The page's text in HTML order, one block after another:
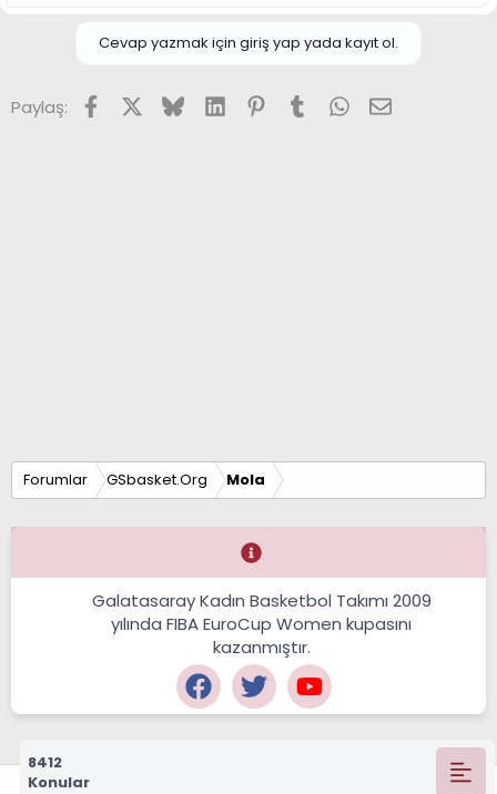
Cevap yazmak için giriş yap yada kayıt ol.
Paylaş: FacebookX (Twitter)
BlueskyLinkedInPinterest
TumblrWhatsApp
E-posta
Forumlar GSbasket.Org Mola
Galatasaray Kadın Basketbol Takımı 2009
yılında FIBA EuroCup Women kupasını
kazanmıştır.
8412
Konular